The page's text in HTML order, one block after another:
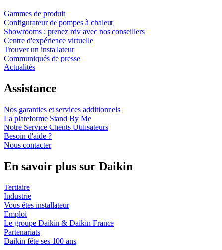
Gammes de produit
Configurateur de pompes à chaleur
Showrooms : prenez rdv avec nos conseillers
Centre d'expérience virtuelle
Trouver un installateur
Communiqués de presse
Actualités
Assistance
Nos garanties et services additionnels
La plateforme Stand By Me
Notre Service Clients Utilisateurs
Besoin d'aide ?
Nous contacter
En savoir plus sur Daikin
Tertiaire
Industrie
Vous êtes installateur
Emploi
Le groupe Daikin & Daikin France
Partenariats
Daikin fête ses 100 ans